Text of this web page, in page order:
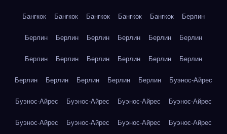
Бангкок Бангкок Бангкок Бангкок Бангкок Берлин
Берлин Берлин Берлин Берлин Берлин Берлин
Берлин Берлин Берлин Берлин Берлин Берлин
Берлин Берлин Берлин Берлин Берлин Буэнос-Айрес
Буэнос-Айрес Буэнос-Айрес Буэнос-Айрес Буэнос-Айрес
Буэнос-Айрес Буэнос-Айрес Буэнос-Айрес Буэнос-Айрес